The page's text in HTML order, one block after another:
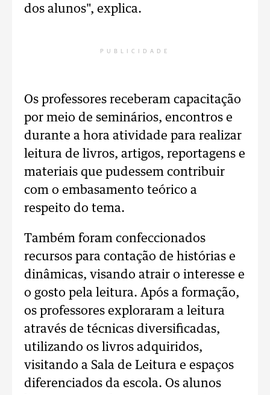
dos alunos", explica.
PUBLICIDADE
Os professores receberam capacitação
por meio de seminários, encontros e
durante a hora atividade para realizar
leitura de livros, artigos, reportagens e
materiais que pudessem contribuir
com o embasamento teórico a
respeito do tema.
Também foram confeccionados
recursos para contação de histórias e
dinâmicas, visando atrair o interesse e
o gosto pela leitura. Após a formação,
os professores exploraram a leitura
através de técnicas diversificadas,
utilizando os livros adquiridos,
visitando a Sala de Leitura e espaços
diferenciados da escola. Os alunos